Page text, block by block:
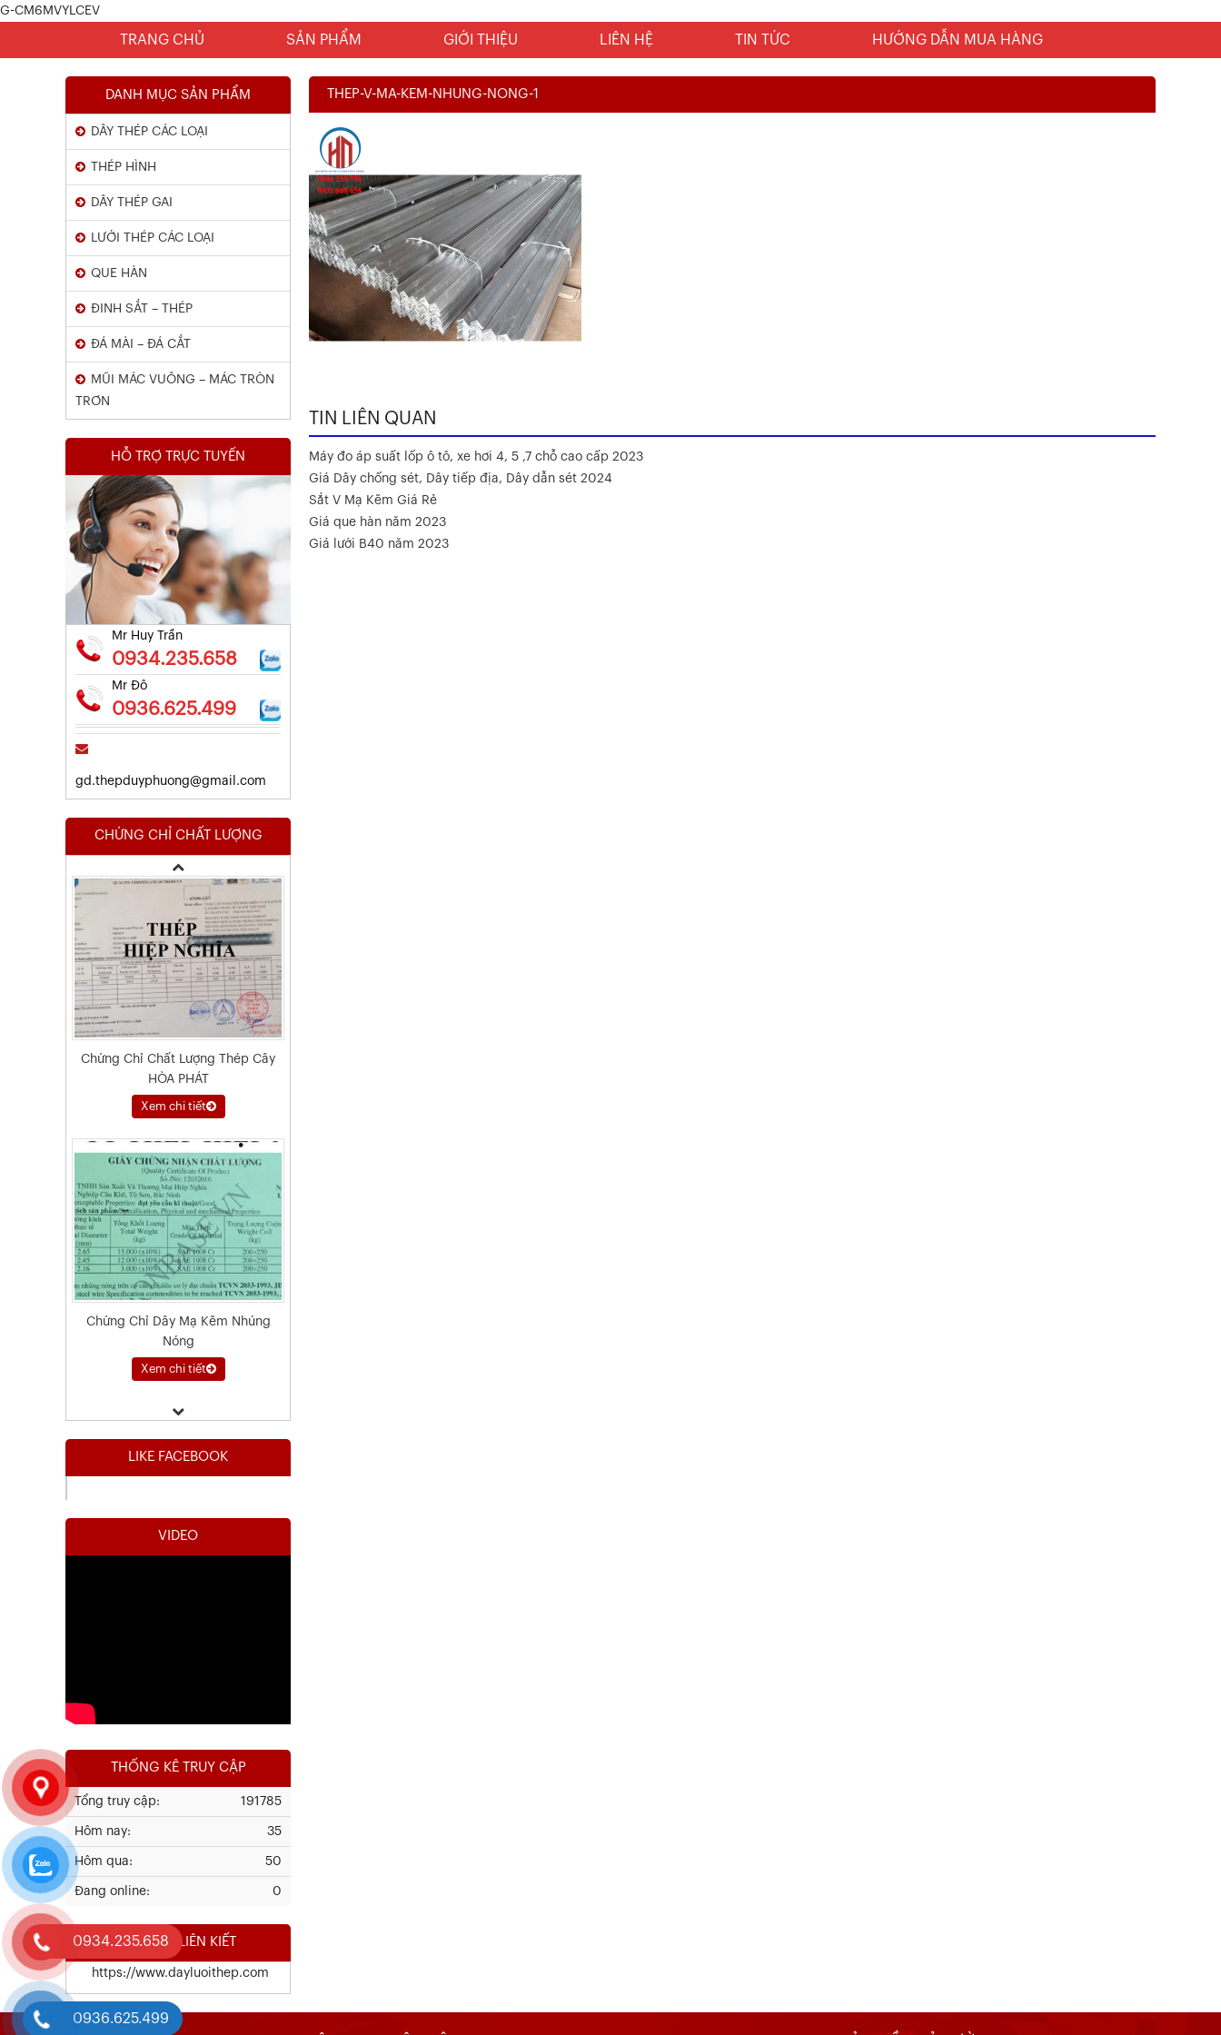
G-CM6MVYLCEV
TRANG CHỦ SẢN PHẨM GIỚI THIỆU LIÊN HỆ TIN TỨC HƯỚNG DẪN MUA HÀNG
THEP-V-MA-KEM-NHUNG-NONG-1
TIN LIÊN QUAN
Máy đo áp suất lốp ô tô, xe hơi 4, 5 ,7 chỗ cao cấp 2023
Giá Dây chống sét, Dây tiếp địa, Dây dẫn sét 2024
Sắt V Mạ Kẽm Giá Rẻ
Giá que hàn năm 2023
Giá lưới B40 năm 2023
DANH MỤC SẢN PHẨM
DÂY THÉP CÁC LOẠI
THÉP HÌNH
DÂY THÉP GAI
LƯỚI THÉP CÁC LOẠI
QUE HÀN
ĐINH SẮT – THÉP
ĐÁ MÀI – ĐÁ CẮT
MŨI MÁC VUÔNG – MÁC TRÒN
TRƠN
HỖ TRỢ TRỰC TUYẾN
Mr Huy Trần
0934.235.658
Mr Đô
0936.625.499
gd.thepduyphuong@gmail.com
CHỨNG CHỈ CHẤT LƯỢNG
Chứng Chỉ Dây Mạ Kẽm Nhúng
Nóng
Kết Quả Thử Nghiệm Lưới Tô Tường
Xem chi tiết
Kết Quả Thử Nghiệm Lưới Tô Tường
Chứng Chỉ Chất Lượng Thép Cây
HÒA PHÁT
Xem chi tiết
Chứng Chỉ Dây Mạ Kẽm Nhúng
Nóng
Xem chi tiết
Kết Quả Thử Nghiệm Lưới Tô Tường
Xem chi tiết
LIKE FACEBOOK
VIDEO
THỐNG KÊ TRUY CẬP
191785
Tổng truy cập:
35
Hôm nay:
50
Hôm qua:
0
Đang online:
WEBSITE LIÊN KIẾT
https://www.dayluoithep.com
0934.235.658
0936.625.499